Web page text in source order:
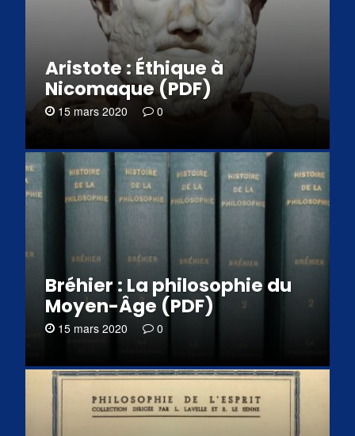
Aristote : Éthique à
Nicomaque (PDF)
15 mars 2020 0
Bréhier : La philosophie du
Moyen-Âge (PDF)
15 mars 2020 0